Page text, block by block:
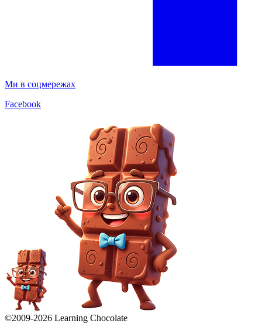
Ми в соцмережах
Facebook
©2009-2026 Learning Chocolate